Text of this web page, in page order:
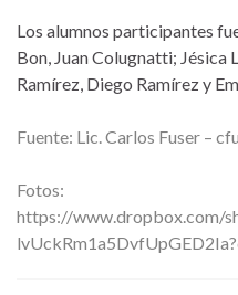
Los alumnos participantes
Bon, Juan Colugnatti;
Ramírez, Diego Ramírez y
Fuente: Lic. Carlos Fuser –
Fotos:
https://www.dropbox.com/